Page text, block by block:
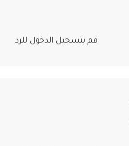
قم بتسجيل الدخول للرد